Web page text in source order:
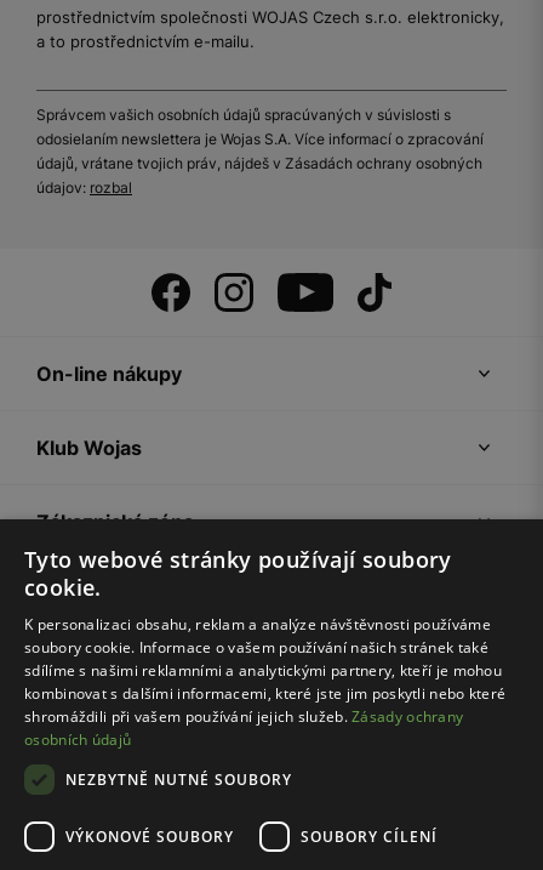
prostřednictvím společnosti WOJAS Czech s.r.o. elektronicky,
a to prostřednictvím e-mailu.
Správcem vašich osobních údajů spracúvaných v súvislosti s
odosielaním newslettera je Wojas S.A. Více informací o zpracování
údajů, vrátane tvojich práv, nájdeš v Zásadách ochrany osobných
údajov: rozbal
On-line nákupy
Klub Wojas
Zákaznická zóna
Společnost Wojas
Rady
Tyto webové stránky používají soubory
cookie.
K personalizaci obsahu, reklam a analýze návštěvnosti používáme
soubory cookie. Informace o vašem používání našich stránek také
sdílíme s našimi reklamními a analytickými partnery, kteří je mohou
kombinovat s dalšími informacemi, které jste jim poskytli nebo které
shromáždili při vašem používání jejich služeb.Zásady ochrany
osobních údajů
NEZBYTNĚ NUTNÉ SOUBORY
VÝKONOVÉ SOUBORY SOUBORY CÍLENÍ